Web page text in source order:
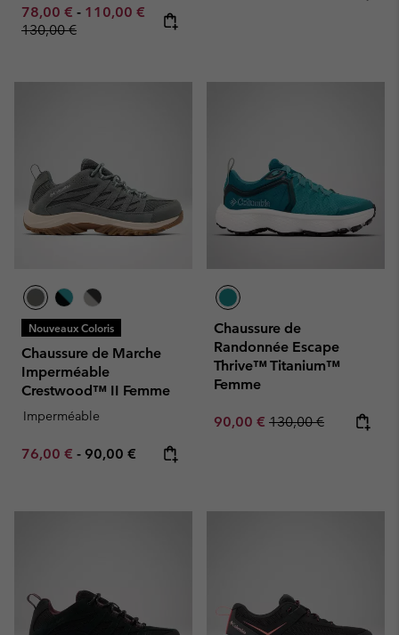
Minimum sale price:
78,00 € - Maximum sale price:
110,00 € Regular price:
130,00 €
Nouveaux Coloris
Chaussure de Marche
Imperméable
Crestwood™ II Femme
Imperméable
Minimum sale price:
76,00 € - Maximum price:
90,00 €
Chaussure de
Randonnée Escape
Thrive™ Titanium™
Femme
Sale price:
90,00 € Regular price:
130,00 €